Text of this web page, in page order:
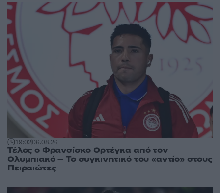
19:0206.08.26
Τέλος ο Φρανσίσκο Ορτέγκα από τον
Ολυμπιακό – Το συγκινητικό του «αντίο» στους
Πειραιώτες